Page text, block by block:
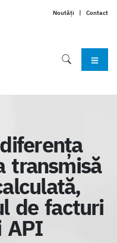
Noutăți | Contact
transmisă
de facturi
API